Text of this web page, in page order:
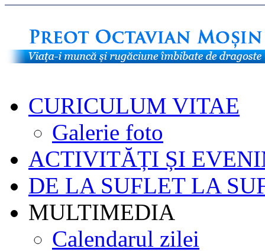
CURICULUM VITAE
Galerie foto
ACTIVITĂȚI ȘI
DE LA SUFLET LA
MULTIMEDIA
Calendarul zilei